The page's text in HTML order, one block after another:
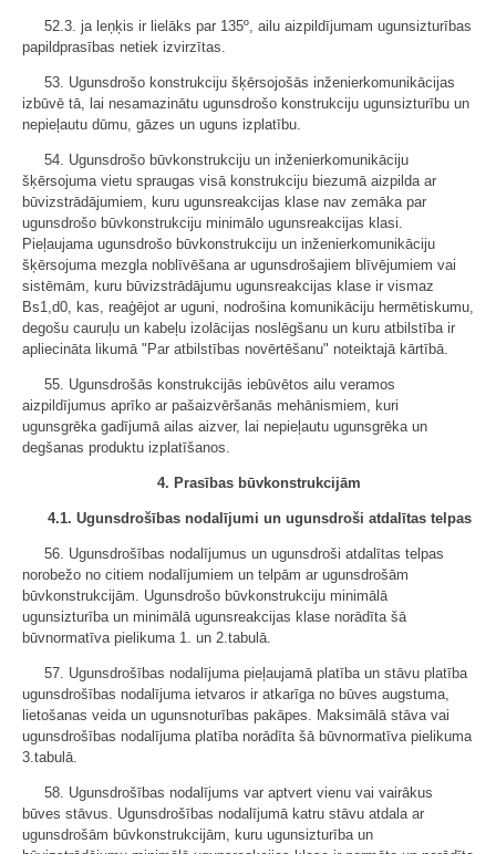
52.3. ja leņķis ir lielāks par 135º, ailu aizpildījumam ugunsizturības
papildprasības netiek izvirzītas.
53. Ugunsdrošo konstrukciju šķērsojošās inženierkomunikācijas
izbūvē tā, lai nesamazinātu ugunsdrošo konstrukciju ugunsizturību un
nepieļautu dūmu, gāzes un uguns izplatību.
54. Ugunsdrošo būvkonstrukciju un inženierkomunikāciju
šķērsojuma vietu spraugas visā konstrukciju biezumā aizpilda ar
būvizstrādājumiem, kuru ugunsreakcijas klase nav zemāka par
ugunsdrošo būvkonstrukciju minimālo ugunsreakcijas klasi.
Pieļaujama ugunsdrošo būvkonstrukciju un inženierkomunikāciju
šķērsojuma mezgla noblīvēšana ar ugunsdrošajiem blīvējumiem vai
sistēmām, kuru būvizstrādājumu ugunsreakcijas klase ir vismaz
Bs1,d0, kas, reaģējot ar uguni, nodrošina komunikāciju hermētiskumu,
degošu cauruļu un kabeļu izolācijas noslēgšanu un kuru atbilstība ir
apliecināta likumā "Par atbilstības novērtēšanu" noteiktajā kārtībā.
55. Ugunsdrošās konstrukcijās iebūvētos ailu veramos
aizpildījumus aprīko ar pašaizvēršanās mehānismiem, kuri
ugunsgrēka gadījumā ailas aizver, lai nepieļautu ugunsgrēka un
degšanas produktu izplatīšanos.
4. Prasības būvkonstrukcijām
4.1. Ugunsdrošības nodalījumi un ugunsdroši atdalītas telpas
56. Ugunsdrošības nodalījumus un ugunsdroši atdalītas telpas
norobežo no citiem nodalījumiem un telpām ar ugunsdrošām
būvkonstrukcijām. Ugunsdrošo būvkonstrukciju minimālā
ugunsizturība un minimālā ugunsreakcijas klase norādīta šā
būvnormatīva pielikuma 1. un 2.tabulā.
57. Ugunsdrošības nodalījuma pieļaujamā platība un stāvu platība
ugunsdrošības nodalījuma ietvaros ir atkarīga no būves augstuma,
lietošanas veida un ugunsnoturības pakāpes. Maksimālā stāva vai
ugunsdrošības nodalījuma platība norādīta šā būvnormatīva pielikuma
3.tabulā.
58. Ugunsdrošības nodalījums var aptvert vienu vai vairākus
būves stāvus. Ugunsdrošības nodalījumā katru stāvu atdala ar
ugunsdrošām būvkonstrukcijām, kuru ugunsizturība un